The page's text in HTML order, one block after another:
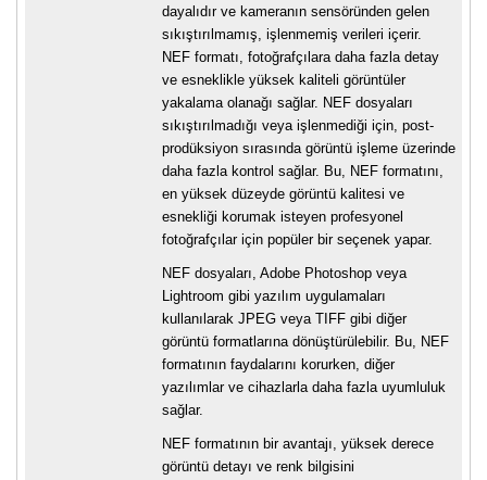
dayalıdır ve kameranın sensöründen gelen
sıkıştırılmamış, işlenmemiş verileri içerir.
NEF formatı, fotoğrafçılara daha fazla detay
ve esneklikle yüksek kaliteli görüntüler
yakalama olanağı sağlar. NEF dosyaları
sıkıştırılmadığı veya işlenmediği için, post-
prodüksiyon sırasında görüntü işleme üzerinde
daha fazla kontrol sağlar. Bu, NEF formatını,
en yüksek düzeyde görüntü kalitesi ve
esnekliği korumak isteyen profesyonel
fotoğrafçılar için popüler bir seçenek yapar.
NEF dosyaları, Adobe Photoshop veya
Lightroom gibi yazılım uygulamaları
kullanılarak JPEG veya TIFF gibi diğer
görüntü formatlarına dönüştürülebilir. Bu, NEF
formatının faydalarını korurken, diğer
yazılımlar ve cihazlarla daha fazla uyumluluk
sağlar.
NEF formatının bir avantajı, yüksek derece
görüntü detayı ve renk bilgisini